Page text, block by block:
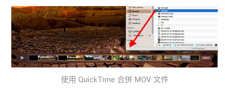
使用 QuickTime 合併 MOV 文件